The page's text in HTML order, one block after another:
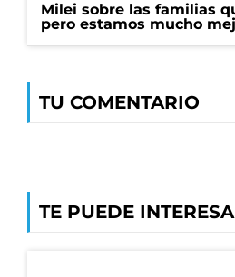
Milei sobre las familias
pero estamos mucho
TU COMENTARIO
TE PUEDE